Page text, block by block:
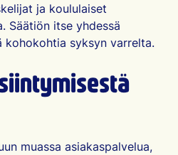
ja koululaiset
Säätiön itse yhdessä
kohokohtia syksyn varrelta.
muassa asiakaspalvelua,